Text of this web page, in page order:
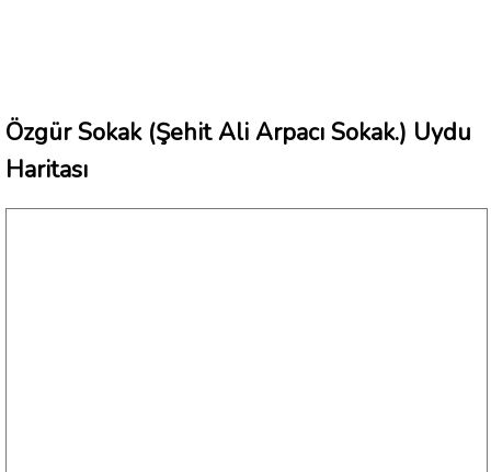
Özgür Sokak (Şehit Ali Arpacı Sokak.) Uydu
Haritası